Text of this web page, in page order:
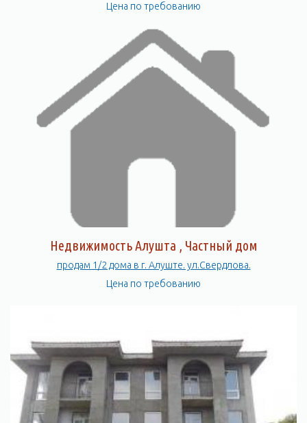
Цена по требованию
Недвижимость Алушта , Частный дом
продам 1/2 дома в г. Алуште. ул.Свердлова.
Цена по требованию